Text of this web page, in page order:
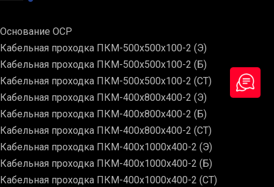
Основание ОСР
Кабельная проходка ПКМ-500х500х100-2 (Э)
Кабельная проходка ПКМ-500х500х100-2 (Б)
Кабельная проходка ПКМ-500х500х100-2 (СТ)
Кабельная проходка ПКМ-400х800х400-2 (Э)
Кабельная проходка ПКМ-400х800х400-2 (Б)
Кабельная проходка ПКМ-400х800х400-2 (СТ)
Кабельная проходка ПКМ-400х1000х400-2 (Э)
Кабельная проходка ПКМ-400х1000х400-2 (Б)
Кабельная проходка ПКМ-400х1000х400-2 (СТ)